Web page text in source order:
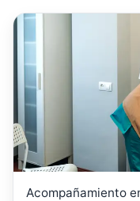
Acompañamiento